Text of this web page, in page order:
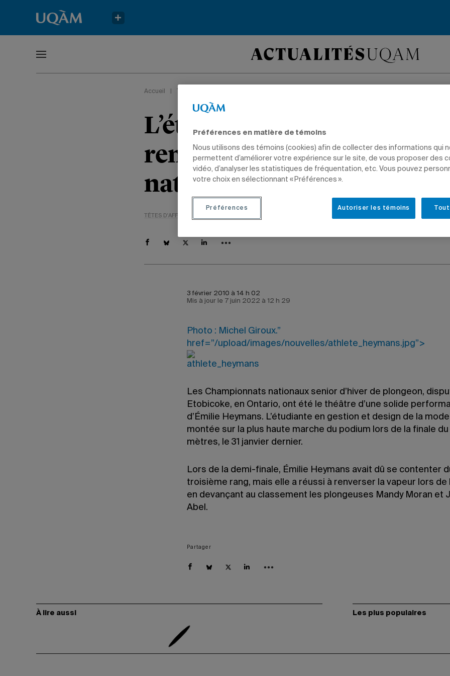
Accueil
L’étudiante Émilie
remporte l’or aux
nationaux senior de
TÊTES D'AFFICHE
3 février 2010 à 14 h 02
Mis à jour le 7 juin 2022 à 12 h 29
Photo : Michel Giroux.”
href=”/upload/images/nouvelles/athlete_heymans.jpg”>
Les Championnats nationaux senior d’hiver de plongeon,
Etobicoke, en Ontario, ont été le théâtre d’une solide
d’Émilie Heymans. L’étudiante en gestion et design de la
montée sur la plus haute marche du podium lors de la finale
mètres, le 31 janvier dernier.
Lors de la demi-finale, Émilie Heymans avait dû se contenter
troisième rang, mais elle a réussi à renverser la vapeur lors de
en devançant au classement les plongeuses Mandy Moran et
Abel.
Partager
À lire aussi Les plus populaires
Préférences en matière de témoins
Nous utilisons des témoins (cookies) afin de collecter des informations qui
permettent d’améliorer votre expérience sur le site, de vous proposer des
vidéo, d’analyser les statistiques de fréquentation, etc. Vous pouvez
votre choix en sélectionnant « Préférences ».
Autoriser les témoins
Préférences